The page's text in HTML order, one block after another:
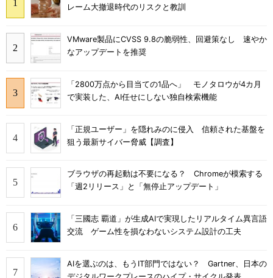
レーム大撤退時代のリスクと教訓
VMware製品にCVSS 9.8の脆弱性、回避策なし 速やか
なアップデートを推奨
「2800万点から目当ての1品へ」 モノタロウが4カ月
で実装した、AI任せにしない独自検索機能
「正規ユーザー」を隠れみのに侵入 信頼された基盤を
狙う最新サイバー脅威【調査】
ブラウザの再起動は不要になる？ Chromeが模索する
「週2リリース」と「無停止アップデート」
「三國志 覇道」が生成AIで実現したリアルタイム異言語
交流 ゲーム性を損なわないシステム設計の工夫
AIを選ぶのは、もうIT部門ではない？ Gartner、日本の